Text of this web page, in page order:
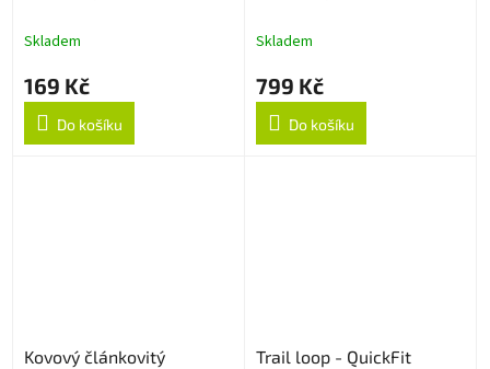
Skladem
169 Kč
Do košíku
Skladem
799 Kč
Do košíku
Kovový článkovitý
Trail loop - QuickFit